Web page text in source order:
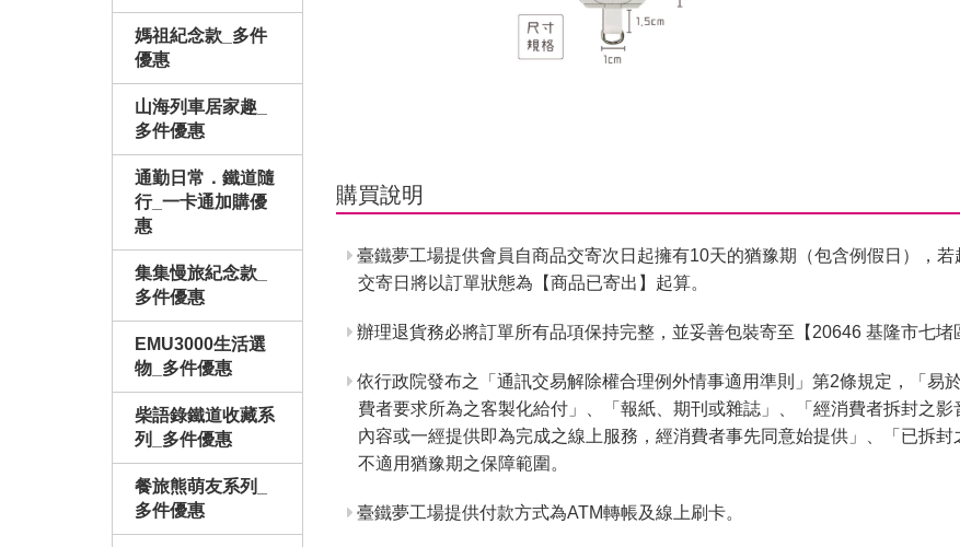
媽祖紀念款_多件
優惠
山海列車居家趣_
多件優惠
通勤日常．鐵道隨
行_一卡通加購優
惠
集集慢旅紀念款_
多件優惠
EMU3000生活選
物_多件優惠
柴語錄鐵道收藏系
列_多件優惠
餐旅熊萌友系列_
多件優惠
購買說明
臺鐵夢工場提供會員自商品交寄次日起擁有10天的猶豫期（包含例假日），
交寄日將以訂單狀態為【商品已寄出】起算。
辦理退貨務必將訂單所有品項保持完整，並妥善包裝寄至【20646 基隆市七堵
依行政院發布之「通訊交易解除權合理例外情事適用準則」第2條規定，「易
費者要求所為之客製化給付」、「報紙、期刊或雜誌」、「經消費者拆封之
內容或一經提供即為完成之線上服務，經消費者事先同意始提供」、「已拆
不適用猶豫期之保障範圍。
臺鐵夢工場提供付款方式為ATM轉帳及線上刷卡。